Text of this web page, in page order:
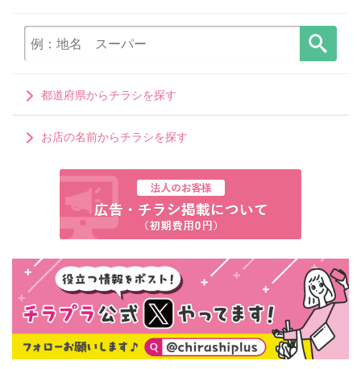
都道府県からチラシを探す
お店の名前からチラシを探す